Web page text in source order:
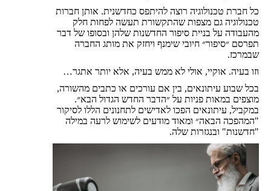
כל חברת טכנולוגיה רוצה להיתפס כחדשנית. אותן חברות
טכנולוגיה גם מצפות שהתקשורת תעשה לפחות חלק
מהעבודה על בניית סיפור החדשנות שלהן ובסופו של דבר
תפרסם ״סיפור״ חיובי שימנף ויחזק את מותג החברה
שבמרכז.
וזו בעיה. אוקיי, אולי לא ממש בעיה, אלא יותר אתגר…
בכל שבוע עיתונאים, בין אם עורכים או כתבים מהשורה,
מוצפים במאות פניות על ״הדבר החדש הגדול הבא״.
במקביל, עיתונאים הפכו לאדישים לתחנונים הללו לסיקור
"המהפכה הבאה״ ומאוד מודעים לשימוש לרעה במילה
"חדשנות" ובנגזרות שלה.